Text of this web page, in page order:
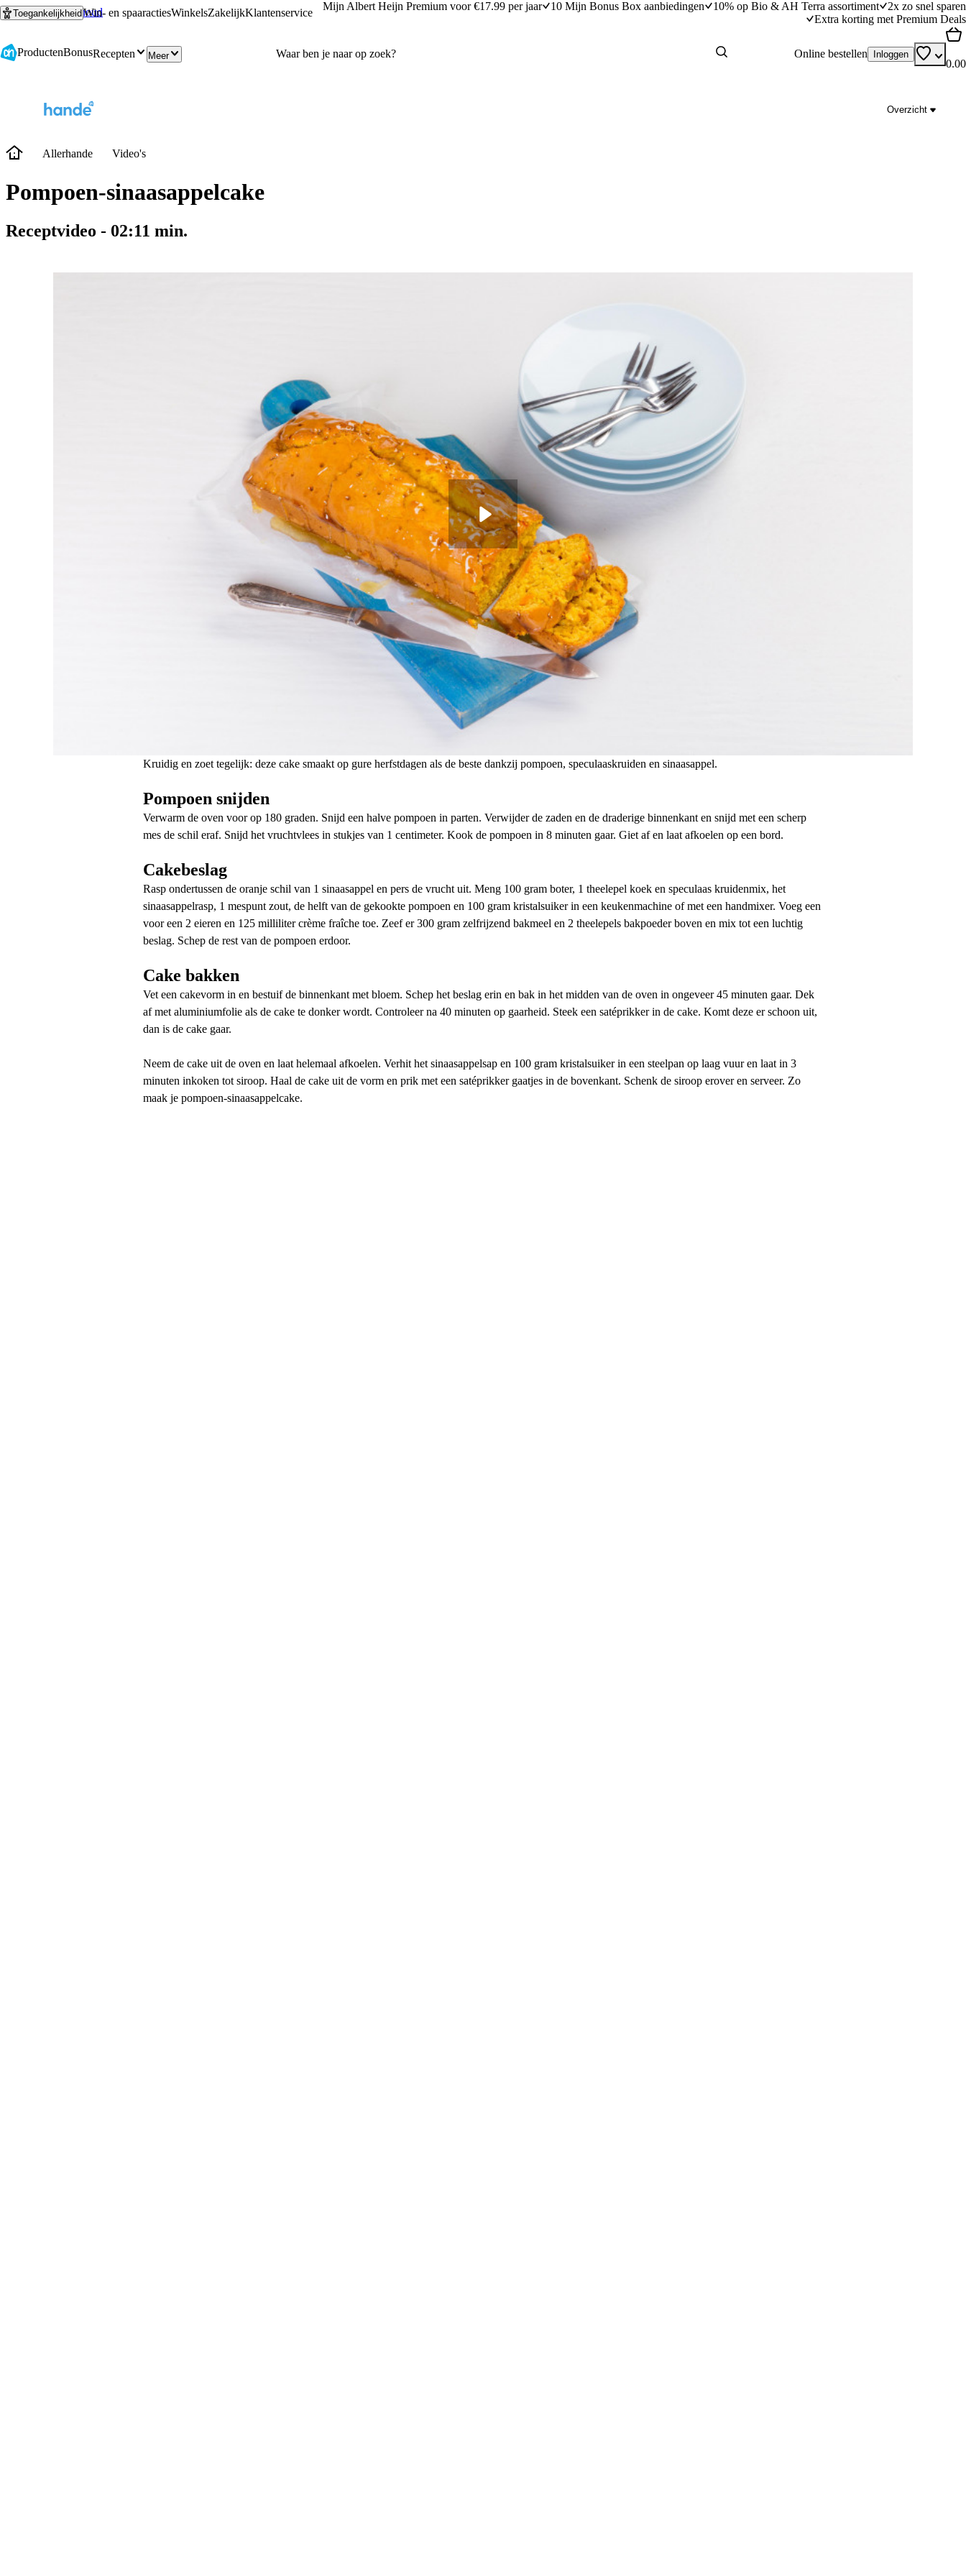
Ga naar hoofdinhoud
Ga naar zoeken
ToegankelijkheidWin- en spaaractiesWinkelsZakelijkKlantenservice
Mijn Albert Heijn Premium voor €17.99 per jaar 10 Mijn Bonus Box aanbiedingen 10% op Bio & AH Terra assortiment
2x zo snel sparen
Extra korting met Premium Deals
ProductenBonusRecepten Meer Online bestellen Inloggen
0.00
Overzicht
Allerhande Video's
Pompoen-sinaasappelcake
Receptvideo - 02:11 min.
Kruidig en zoet tegelijk: deze cake smaakt op gure herfstdagen als de beste dankzij pompoen, speculaaskruiden en sinaasappel.
Pompoen snijden
Verwarm de oven voor op 180 graden. Snijd een halve pompoen in parten. Verwijder de zaden en de draderige binnenkant en snijd met een scherp
mes de schil eraf. Snijd het vruchtvlees in stukjes van 1 centimeter. Kook de pompoen in 8 minuten gaar. Giet af en laat afkoelen op een bord.
Cakebeslag
Rasp ondertussen de oranje schil van 1 sinaasappel en pers de vrucht uit. Meng 100 gram boter, 1 theelepel koek en speculaas kruidenmix, het
sinaasappelrasp, 1 mespunt zout, de helft van de gekookte pompoen en 100 gram kristalsuiker in een keukenmachine of met een handmixer. Voeg een
voor een 2 eieren en 125 milliliter crème fraîche toe. Zeef er 300 gram zelfrijzend bakmeel en 2 theelepels bakpoeder boven en mix tot een luchtig
beslag. Schep de rest van de pompoen erdoor.
Cake bakken
Vet een cakevorm in en bestuif de binnenkant met bloem. Schep het beslag erin en bak in het midden van de oven in ongeveer 45 minuten gaar. Dek
af met aluminiumfolie als de cake te donker wordt. Controleer na 40 minuten op gaarheid. Steek een satéprikker in de cake. Komt deze er schoon uit,
dan is de cake gaar.
Neem de cake uit de oven en laat helemaal afkoelen. Verhit het sinaasappelsap en 100 gram kristalsuiker in een steelpan op laag vuur en laat in 3
minuten inkoken tot siroop. Haal de cake uit de vorm en prik met een satéprikker gaatjes in de bovenkant. Schenk de siroop erover en serveer. Zo
maak je pompoen-sinaasappelcake.